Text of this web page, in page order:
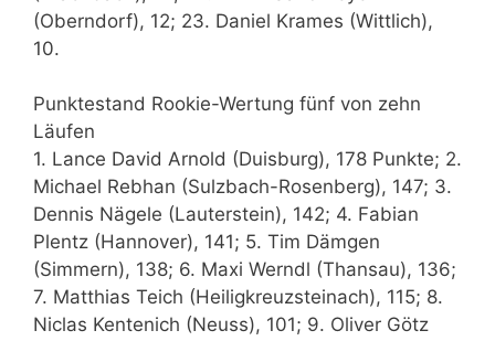
(Oberndorf), 12; 23. Daniel Krames (Wittlich),
10.
Punktestand Rookie-Wertung fünf von zehn
Läufen
1. Lance David Arnold (Duisburg), 178 Punkte; 2.
Michael Rebhan (Sulzbach-Rosenberg), 147; 3.
Dennis Nägele (Lauterstein), 142; 4. Fabian
Plentz (Hannover), 141; 5. Tim Dämgen
(Simmern), 138; 6. Maxi Werndl (Thansau), 136;
7. Matthias Teich (Heiligkreuzsteinach), 115; 8.
Niclas Kentenich (Neuss), 101; 9. Oliver Götz